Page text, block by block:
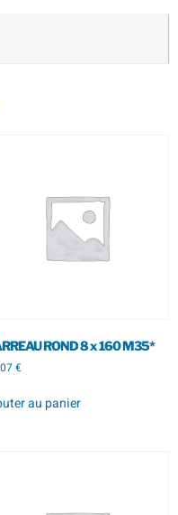
ROND 8 x 160 M35*
€
au panier